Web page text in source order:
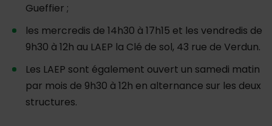
Gueffier ;
les mercredis de 14h30 à 17h15 et les vendredis de
9h30 à 12h au LAEP la Clé de sol, 43 rue de Verdun.
Les LAEP sont également ouvert un samedi matin
par mois de 9h30 à 12h en alternance sur les deux
structures.